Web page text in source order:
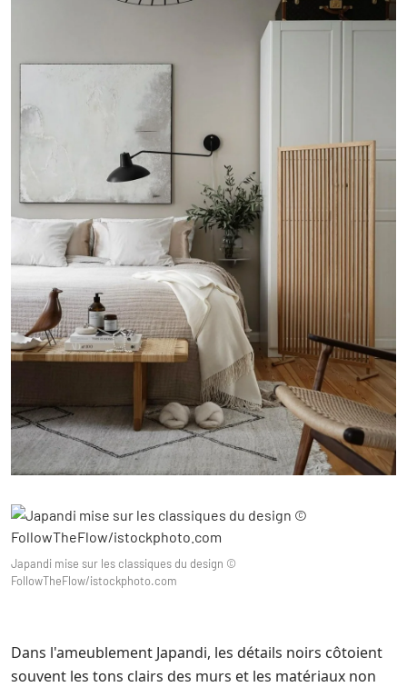
Japandi mise sur les classiques du design ©
FollowTheFlow/istockphoto.com
Dans l'ameublement Japandi, les détails noirs côtoient
souvent les tons clairs des murs et les matériaux non